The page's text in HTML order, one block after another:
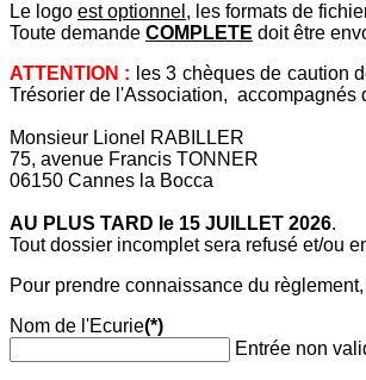
Le logo est optionnel , les formats de
Toute demande COMPLETE doit être
ATTENTION : les 3 chèques de caution
Trésorier de l'Association, accompagnés
Monsieur Lionel RABILLER
75, avenue Francis TONNER
06150 Cannes la Bocca
AU PLUS TARD le 15 JUILLET 2026.
Tout dossier incomplet sera refusé et/ou
Pour prendre connaissance du
Nom de l'Ecurie(*)
Entrée non